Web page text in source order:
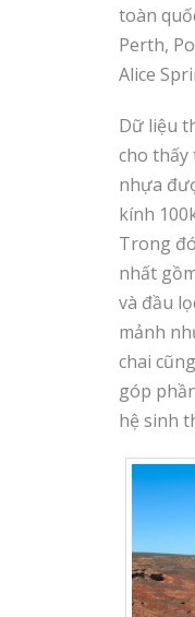
toàn
Perth,
Alice
Dữ liệu
cho thấy
nhựa
kính
Trong
nhất
và đầu
mảnh
chai
góp
hệ sinh